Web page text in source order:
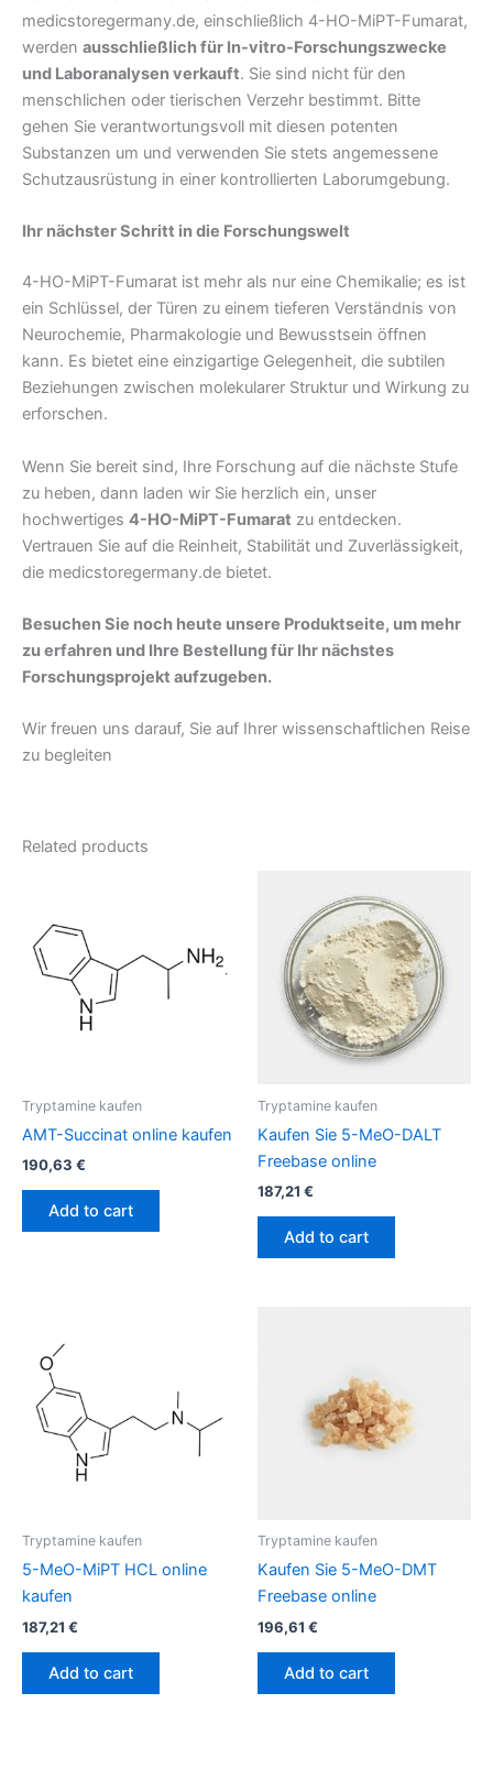
medicstoregermany.de, einschließlich 4-HO-MiPT-Fumarat,
werden ausschließlich für In-vitro-Forschungszwecke
und Laboranalysen verkauft. Sie sind nicht für den
menschlichen oder tierischen Verzehr bestimmt. Bitte
gehen Sie verantwortungsvoll mit diesen potenten
Substanzen um und verwenden Sie stets angemessene
Schutzausrüstung in einer kontrollierten Laborumgebung.
Ihr nächster Schritt in die Forschungswelt
4-HO-MiPT-Fumarat ist mehr als nur eine Chemikalie; es ist
ein Schlüssel, der Türen zu einem tieferen Verständnis von
Neurochemie, Pharmakologie und Bewusstsein öffnen
kann. Es bietet eine einzigartige Gelegenheit, die subtilen
Beziehungen zwischen molekularer Struktur und Wirkung zu
erforschen.
Wenn Sie bereit sind, Ihre Forschung auf die nächste Stufe
zu heben, dann laden wir Sie herzlich ein, unser
hochwertiges 4-HO-MiPT-Fumarat zu entdecken.
Vertrauen Sie auf die Reinheit, Stabilität und Zuverlässigkeit,
die medicstoregermany.de bietet.
Besuchen Sie noch heute unsere Produktseite, um mehr
zu erfahren und Ihre Bestellung für Ihr nächstes
Forschungsprojekt aufzugeben.
Wir freuen uns darauf, Sie auf Ihrer wissenschaftlichen Reise
zu begleiten
Related products
Tryptamine kaufen
AMT-Succinat online kaufen
190,63 €
Add to cart
Tryptamine kaufen
Kaufen Sie 5-MeO-DALT
Freebase online
187,21 €
Add to cart
Tryptamine kaufen
5-MeO-MiPT HCL online
kaufen
187,21 €
Add to cart
Tryptamine kaufen
Kaufen Sie 5-MeO-DMT
Freebase online
196,61 €
Add to cart